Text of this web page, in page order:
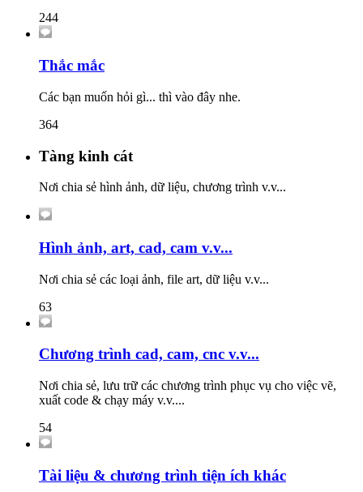
244
Thắc mắc
Các bạn muốn hỏi gì... thì vào đây nhe.
364
Tàng kinh cát
Nơi chia sẻ hình ảnh, dữ liệu, chương trình v.v...
Hình ảnh, art, cad, cam v.v...
Nơi chia sẻ các loại ảnh, file art, dữ liệu v.v...
63
Chương trình cad, cam, cnc v.v...
Nơi chia sẻ, lưu trữ các chương trình phục vụ cho việc vẽ,
xuất code & chạy máy v.v....
54
Tài liệu & chương trình tiện ích khác